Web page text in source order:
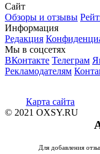
Сайт
Обзоры и отзывы
Информация
Редакция
Мы в соцсетях
ВКонтакте Телеграм
Рекламодателям
Карта сайта
© 2021 OXSY.RU
Для добавления